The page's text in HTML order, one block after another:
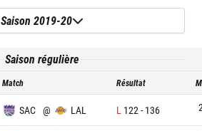
Saison 2019-20
Saison régulière
Match Résultat
SAC @ LAL L 122 - 136